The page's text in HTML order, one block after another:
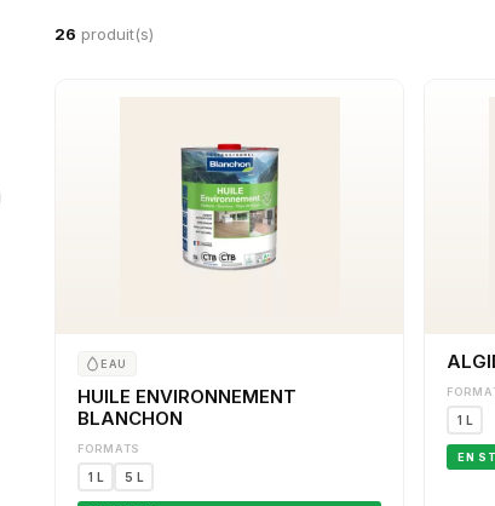
26 produit(s)
EAU
HUILE ENVIRONNEMENT
BLANCHON
FORMATS
1 L 5 L
1 L
EN